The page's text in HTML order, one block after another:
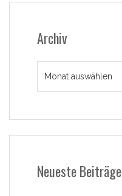
Archiv
Neueste Beiträge